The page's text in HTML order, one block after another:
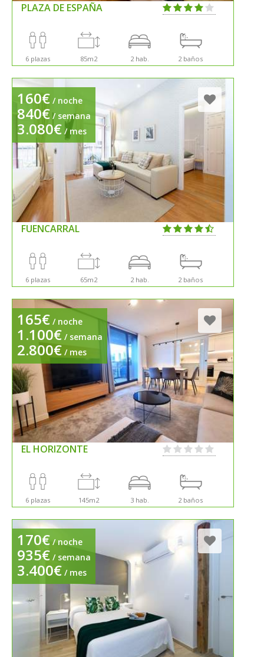
PLAZA DE ESPAÑA
6 plazas 85m2 2 hab. 2 baños
160€ / noche
840€ / semana
3.080€ / mes
FUENCARRAL
6 plazas 65m2 2 hab. 2 baños
165€ / noche
1.100€ / semana
2.800€ / mes
EL HORIZONTE
6 plazas 145m2 3 hab. 2 baños
170€ / noche
935€ / semana
3.400€ / mes